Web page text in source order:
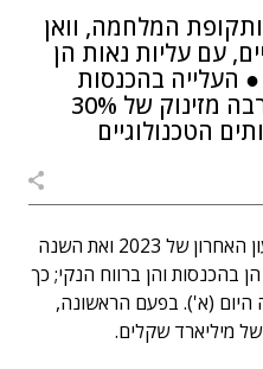
המלחמה, וואן
עם עליות נאות הן
העלייה בהכנסות
הרבעון הושפעה במידה רבה מזינוק של 30%
הטכנולוגיים
סיימה את הרבעון האחרון של 2023 ואת השנה
בהכנסות והן ברווח הנקי; כך
(א'). בפעם הראשונה,
מיליארד שקלים.